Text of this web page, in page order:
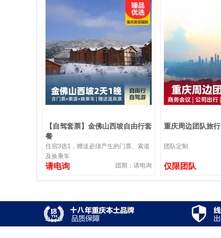
【自驾套票】金佛山西坡自由行套
餐
住宿3选1，赠送必须产生的门票、索道
及换乘车
请电询 团期：请电询
重庆周边团队旅行
团队定制
仅限团队